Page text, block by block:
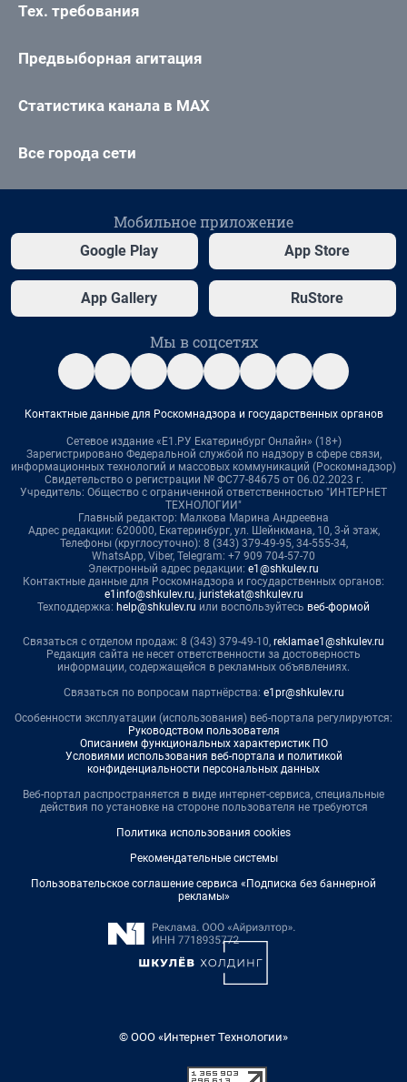
Тех. требования
Предвыборная агитация
Статистика канала в MAX
Все города сети
Мобильное приложение
Google Play App Store
App Gallery RuStore
Мы в соцсетях
Контактные данные для Роскомнадзора и государственных органов
Сетевое издание «Е1.РУ Екатеринбург Онлайн» (18+)
Зарегистрировано Федеральной службой по надзору в сфере связи,
информационных технологий и массовых коммуникаций (Роскомнадзор)
Свидетельство о регистрации № ФС77-84675 от 06.02.2023 г.
Учредитель: Общество с ограниченной ответственностью "ИНТЕРНЕТ
ТЕХНОЛОГИИ"
Главный редактор: Малкова Марина Андреевна
Адрес редакции: 620000, Екатеринбург, ул. Шейнкмана, 10, 3-й этаж,
Телефоны (круглосуточно): 8 (343) 379-49-95, 34-555-34,
WhatsApp, Viber, Telegram: +7 909 704-57-70
Электронный адрес редакции: e1@shkulev.ru
Контактные данные для Роскомнадзора и государственных органов:
e1info@shkulev.ru, juristekat@shkulev.ru
Техподдержка: help@shkulev.ru или воспользуйтесь веб-формой
Связаться с отделом продаж: 8 (343) 379-49-10, reklamae1@shkulev.ru
Редакция сайта не несет ответственности за достоверность
информации, содержащейся в рекламных объявлениях.
Связаться по вопросам партнёрства: e1pr@shkulev.ru
Особенности эксплуатации (использования) веб-портала регулируются:
Руководством пользователя
Описанием функциональных характеристик ПО
Условиями использования веб-портала и политикой
конфиденциальности персональных данных
Веб-портал распространяется в виде интернет-сервиса, специальные
действия по установке на стороне пользователя не требуются
Политика использования cookies
Рекомендательные системы
Пользовательское соглашение сервиса «Подписка без баннерной
рекламы»
© ООО «Интернет Технологии»